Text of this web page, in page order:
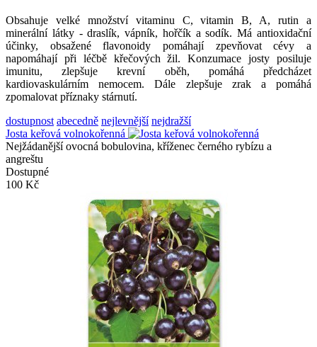
Obsahuje velké množství vitaminu C, vitamin B, A, rutin a
minerální látky - draslík, vápník, hořčík a sodík. Má antioxidační
účinky, obsažené flavonoidy pomáhají zpevňovat cévy a
napomáhají při léčbě křečových žil. Konzumace josty posiluje
imunitu, zlepšuje krevní oběh, pomáhá předcházet
kardiovaskulárním nemocem. Dále zlepšuje zrak a pomáhá
zpomalovat příznaky stárnutí.
dostupnost abecedně nejlevnější nejdražší
Josta keřová volnokořenná
Nejžádanější ovocná bobulovina, kříženec černého rybízu a
angreštu
Dostupné
100 Kč